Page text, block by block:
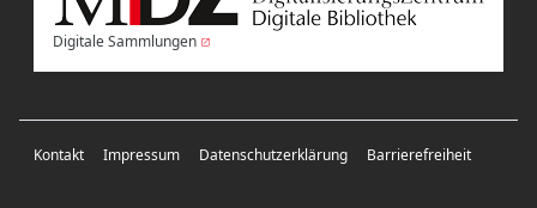
Digitale Sammlungen
Kontakt Impressum Datenschutzerklärung Barrierefreiheit